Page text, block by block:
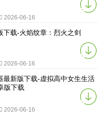
2026-06-16
下载-火焰纹章：烈火之剑
2026-06-16
最新版下载-虚拟高中女生生活
版下载
2026-06-16